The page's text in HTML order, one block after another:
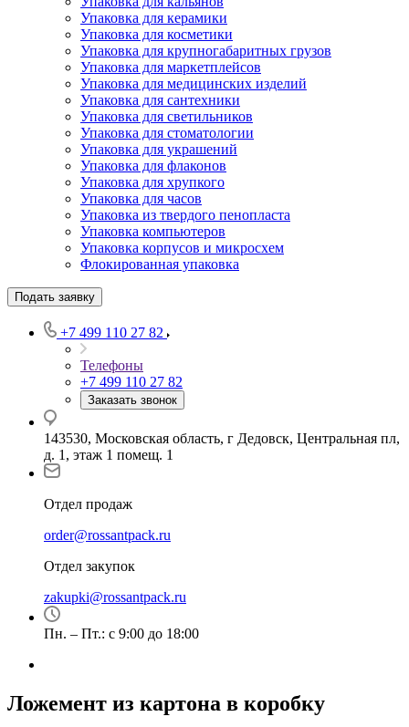
Упаковка для керамики
Упаковка для косметики
Упаковка для крупногабаритных грузов
Упаковка для маркетплейсов
Упаковка для медицинских изделий
Упаковка для сантехники
Упаковка для светильников
Упаковка для стоматологии
Упаковка для украшений
Упаковка для флаконов
Упаковка для хрупкого
Упаковка для часов
Упаковка из твердого пенопласта
Упаковка компьютеров
Упаковка корпусов и микросхем
Флокированная упаковка
Подать заявку
+7 499 110 27 82
Телефоны
+7 499 110 27 82
Заказать звонок
143530, Московская область, г Дедовск, Центральная пл,
д. 1, этаж 1 помещ. 1
Отдел продаж
order@rossantpack.ru
Отдел закупок
zakupki@rossantpack.ru
Пн. – Пт.: с 9:00 до 18:00
Ложемент из картона в коробку